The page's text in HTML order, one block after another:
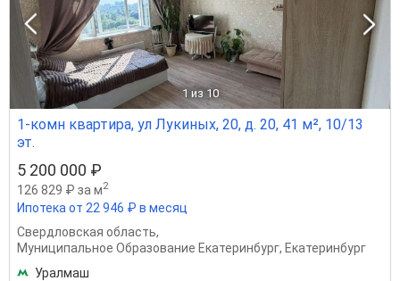
1 из 10
1-комн квартира, ул Лукиных, 20, д. 20, 41 м², 10/13
эт.
5 200 000 ₽
126 829 ₽ за м2
Ипотека от 22 946 ₽ в месяц
Свердловская область,
Муниципальное Образование Екатеринбург, Екатеринбург
Уралмаш